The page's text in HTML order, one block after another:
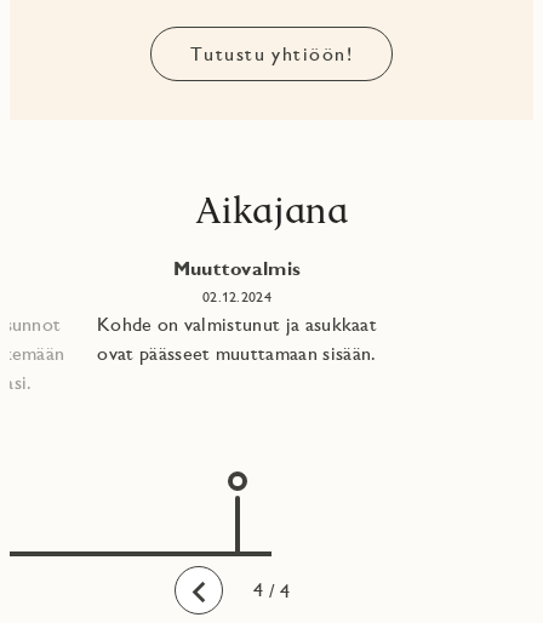
Tutustu yhtiöön!
Aikajana
Taaksepäin
Muuttovalmis
02.12.2024
Kohde on valmistunut ja asukkaat
ovat päässeet muuttamaan sisään.
1
2
3
4 / 4